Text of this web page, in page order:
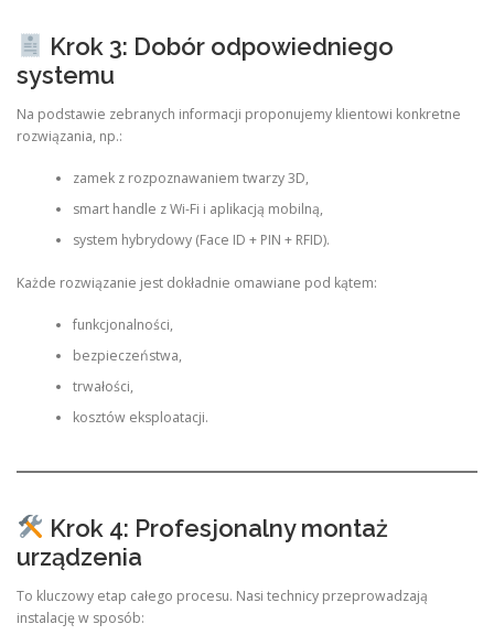
Krok 3: Dobór odpowiedniego
systemu
Na podstawie zebranych informacji proponujemy klientowi konkretne
rozwiązania, np.:
zamek z rozpoznawaniem twarzy 3D,
smart handle z Wi-Fi i aplikacją mobilną,
system hybrydowy (Face ID + PIN + RFID).
Każde rozwiązanie jest dokładnie omawiane pod kątem:
funkcjonalności,
bezpieczeństwa,
trwałości,
kosztów eksploatacji.
Krok 4: Profesjonalny montaż
urządzenia
To kluczowy etap całego procesu. Nasi technicy przeprowadzają
instalację w sposób: